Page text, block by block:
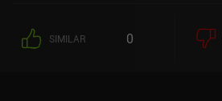
SIMILAR 0